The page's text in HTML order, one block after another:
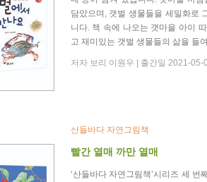
담았으며, 갯벌 생물들을 세밀화로
니다. 책 속에 나오는 갯마을 아이
고 재미있는 갯벌 생물들의 삶을 들
저자 보리 이원우 | 출간일 2021-05-
산들바다 자연그림책
빨간 열매 까만 열매
‘산들바다 자연그림책’시리즈 세